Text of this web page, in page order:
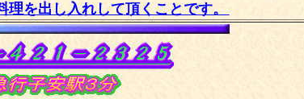
理を出し入れして頂くことです。